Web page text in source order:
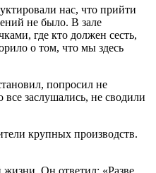
нас, что прийти
не было. В зале
где кто должен сесть,
о том, что мы здесь
попросил не
все заслушались, не сводили
крупных производств.